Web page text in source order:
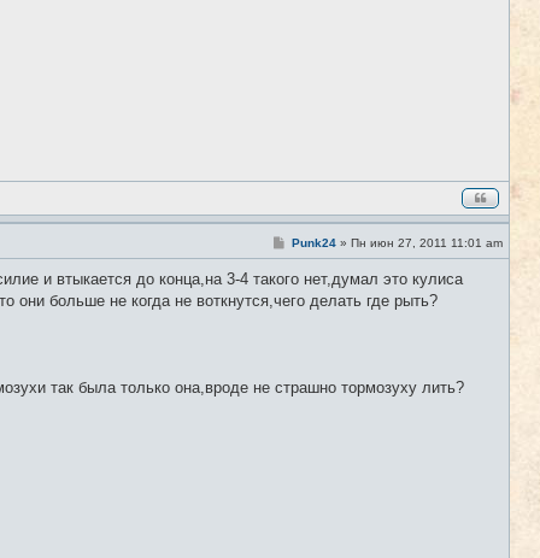
#9
С
о
б
щ
Punk24 » Пн июн 27, 2011 11:01 am
и втыкается до конца,на 3-4 такого нет,думал это кулиса
они больше не когда не воткнутся,чего делать где рыть?
так была только она,вроде не страшно тормозуху лить?